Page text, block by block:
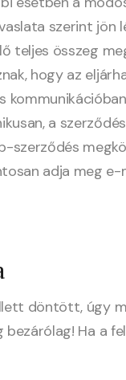
szerint jön
teljes összeg
hogy az
a
szerződés
adja meg
döntött, úgy
Ha a